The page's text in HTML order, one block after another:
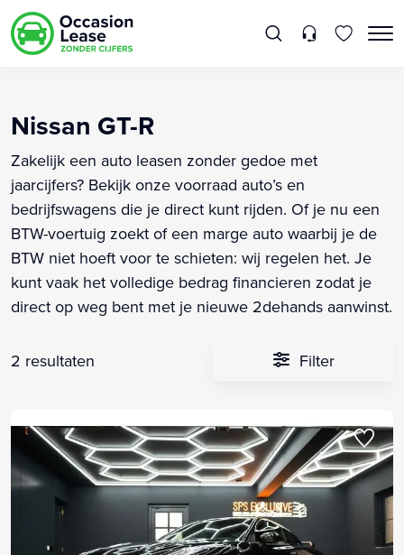
Nissan GT-R
Zakelijk een auto leasen zonder gedoe met
jaarcijfers? Bekijk onze voorraad auto’s en
bedrijfswagens die je direct kunt rijden. Of je nu een
BTW-voertuig zoekt of een marge auto waarbij je de
BTW niet hoeft voor te schieten: wij regelen het. Je
kunt vaak het volledige bedrag financieren zodat je
direct op weg bent met je nieuwe 2dehands aanwinst.
2 resultaten Filter